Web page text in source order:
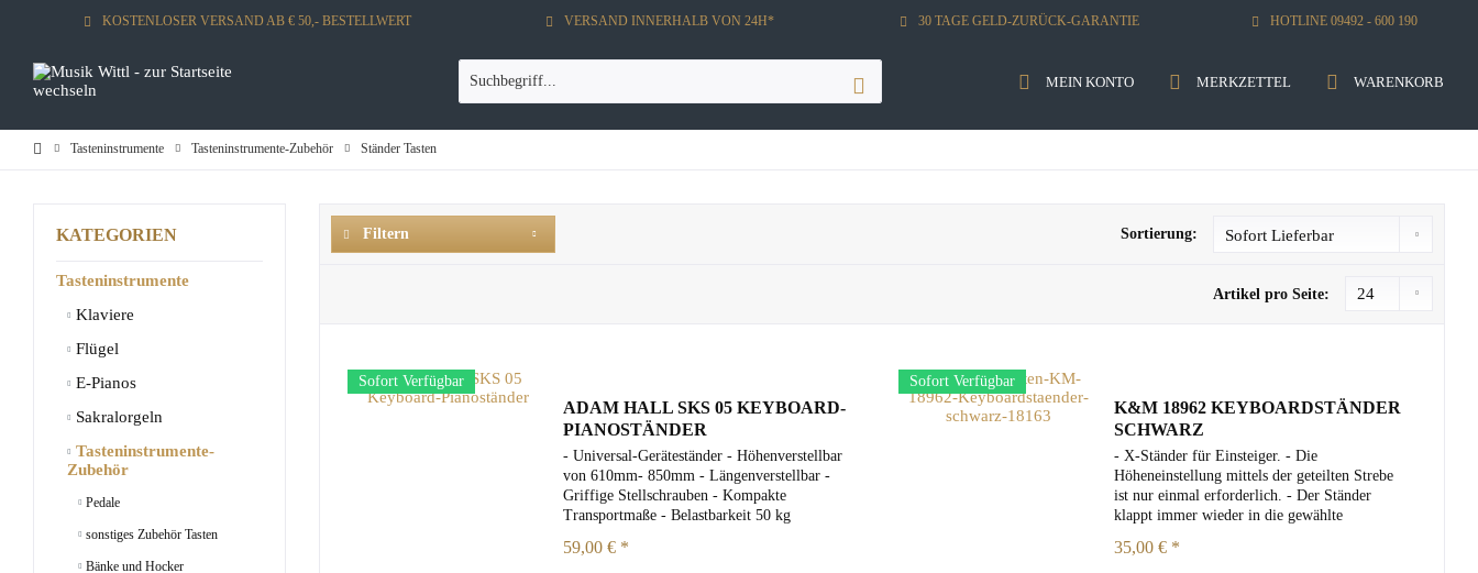
KOSTENLOSER VERSAND AB € 50,- BESTELLWERT VERSAND INNERHALB VON 24H* 30 TAGE GELD-ZURÜCK-GARANTIE HOTLINE 09492 - 600 190
WARENKORB
MERKZETTEL
MEIN KONTO
Tasteninstrumente Tasteninstrumente-Zubehör Ständer Tasten
KATEGORIEN
Tasteninstrumente
Klaviere
Flügel
E-Pianos
Sakralorgeln
Tasteninstrumente-
Zubehör
Pedale
sonstiges Zubehör Tasten
Bänke und Hocker
Filtern Sortierung:
Artikel pro Seite:
Sofort Verfügbar
ADAM HALL SKS 05 KEYBOARD-
PIANOSTÄNDER
- Universal-Geräteständer - Höhenverstellbar
von 610mm- 850mm - Längenverstellbar -
Griffige Stellschrauben - Kompakte
Transportmaße - Belastbarkeit 50 kg
59,00 € *
Sofort Verfügbar
K&M 18962 KEYBOARDSTÄNDER
SCHWARZ
- X-Ständer für Einsteiger. - Die
Höheneinstellung mittels der geteilten Strebe
ist nur einmal erforderlich. - Der Ständer
klappt immer wieder in die gewählte
der Achsen kann der Ständer...
35,00 € *